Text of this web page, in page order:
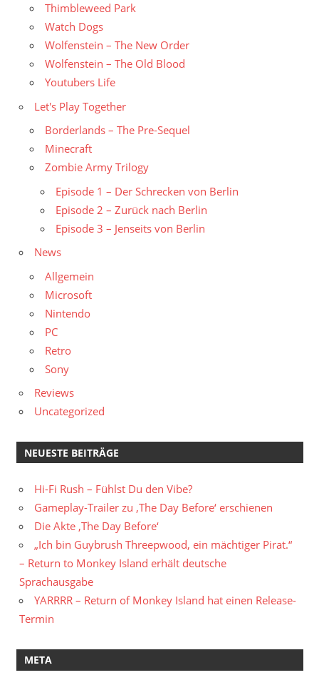
Thimbleweed Park
Watch Dogs
Wolfenstein – The New Order
Wolfenstein – The Old Blood
Youtubers Life
Let's Play Together
Borderlands – The Pre-Sequel
Minecraft
Zombie Army Trilogy
Episode 1 – Der Schrecken von Berlin
Episode 2 – Zurück nach Berlin
Episode 3 – Jenseits von Berlin
News
Allgemein
Microsoft
Nintendo
PC
Retro
Sony
Reviews
Uncategorized
NEUESTE BEITRÄGE
Hi-Fi Rush – Fühlst Du den Vibe?
Gameplay-Trailer zu ‚The Day Before‘ erschienen
Die Akte ‚The Day Before‘
„Ich bin Guybrush Threepwood, ein mächtiger Pirat.“
– Return to Monkey Island erhält deutsche
Sprachausgabe
YARRRR – Return of Monkey Island hat einen Release-
Termin
META